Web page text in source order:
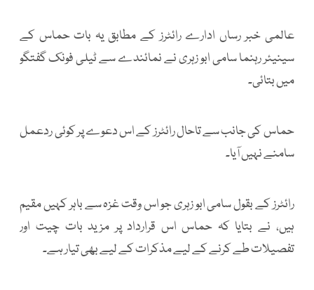
عالمی خبر رساں ادارے رائٹرز کے مطابق یہ بات حماس کے
سینیئر رہنما سامی ابو زہری نے نمائندے سے ٹیلی فونک گفتگو
میں بتائی۔
حماس کی جانب سے تاحال رائٹرز کے اس دعوے پر کوئی ردعمل
سامنے نہیں آیا۔
رائٹرز کے بقول سامی ابو زہری جو اس وقت غزہ سے باہر کہیں مقیم
ہیں، نے بتایا کہ حماس اس قرارداد پر مزید بات چیت اور
تفصیلات طے کرنے کے لیے مذکرات کے لیے بھی تیار ہے۔